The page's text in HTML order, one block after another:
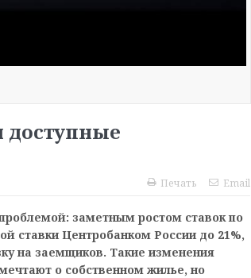
доступные
Печать Email
заметным ростом ставок по
ставки Центробанком России до 21%,
на заемщиков. Такие изменения
о собственном жилье, но